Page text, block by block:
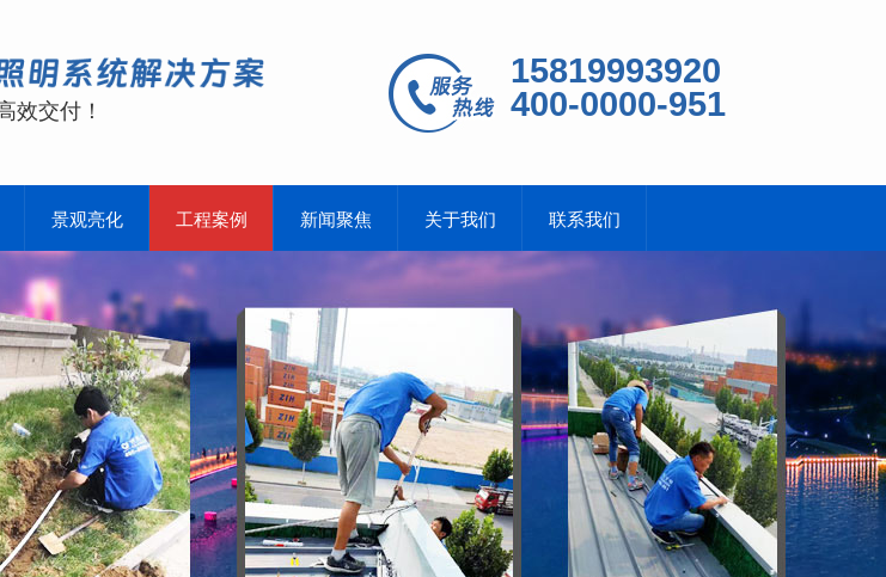
效交付！
15819993920
400-0000-951
景观亮化 工程案例 新闻聚焦 关于我们 联系我们